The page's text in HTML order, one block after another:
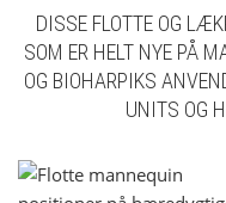
DISSE FLOTTE OG
SOM ER HELT NYE PÅ
OG BIOHARPIKS
UNITS OG